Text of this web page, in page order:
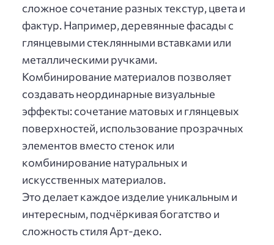
сложное сочетание разных текстур, цвета и
фактур. Например, деревянные фасады с
глянцевыми стеклянными вставками или
металлическими ручками.
Комбинирование материалов позволяет
создавать неординарные визуальные
эффекты: сочетание матовых и глянцевых
поверхностей, использование прозрачных
элементов вместо стенок или
комбинирование натуральных и
искусственных материалов.
Это делает каждое изделие уникальным и
интересным, подчёркивая богатство и
сложность стиля Арт-деко.